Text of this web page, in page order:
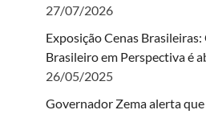
27/07/2026
Exposição Cenas
Brasileiro em Perspectiva é
26/05/2025
Governador Zema alerta